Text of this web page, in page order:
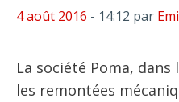
4 août 2016 - 14:12 par
La société Poma, dans
les remontées